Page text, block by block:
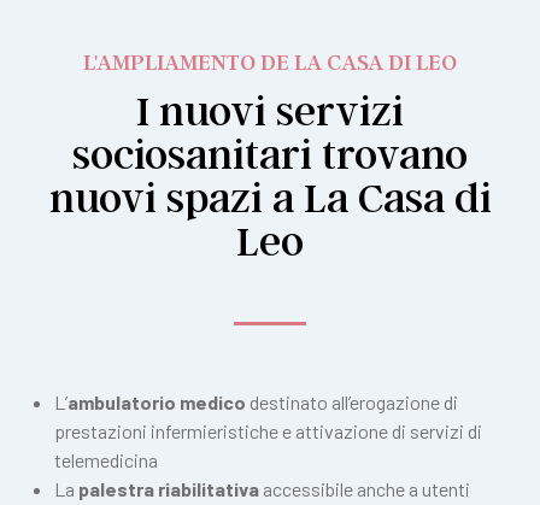
L'AMPLIAMENTO DE LA CASA DI LEO
I nuovi servizi
sociosanitari trovano
nuovi spazi a La Casa di
Leo
L’ambulatorio medico destinato all’erogazione di
prestazioni infermieristiche e attivazione di servizi di
telemedicina
La palestra riabilitativa accessibile anche a utenti